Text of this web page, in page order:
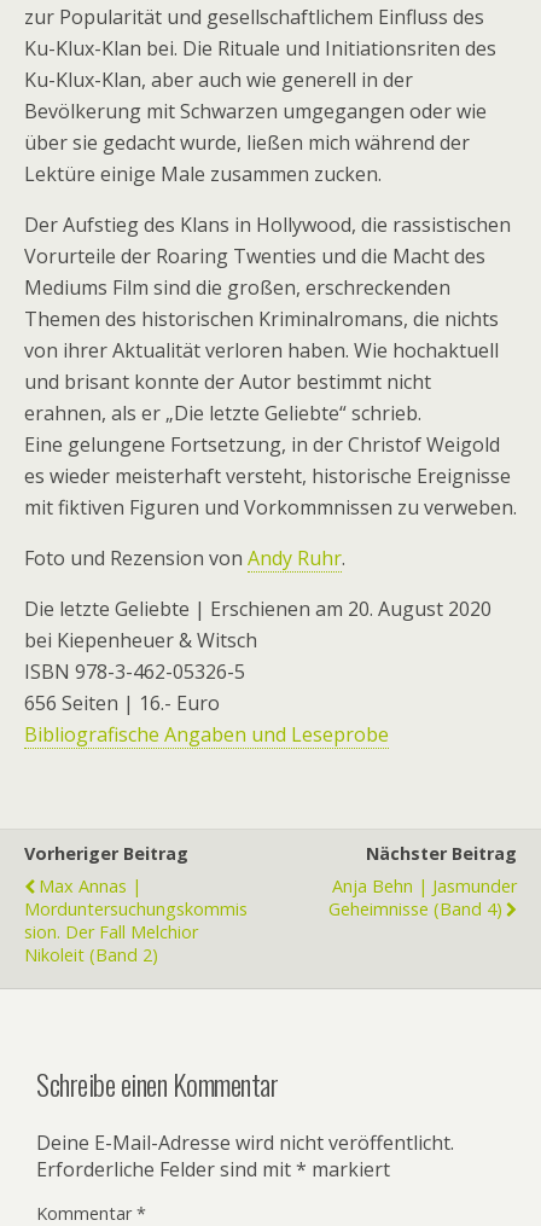
zur Popularität und gesellschaftlichem Einfluss des
Ku-Klux-Klan bei. Die Rituale und Initiationsriten des
Ku-Klux-Klan, aber auch wie generell in der
Bevölkerung mit Schwarzen umgegangen oder wie
über sie gedacht wurde, ließen mich während der
Lektüre einige Male zusammen zucken.
Der Aufstieg des Klans in Hollywood, die rassistischen
Vorurteile der Roaring Twenties und die Macht des
Mediums Film sind die großen, erschreckenden
Themen des historischen Kriminalromans, die nichts
von ihrer Aktualität verloren haben. Wie hochaktuell
und brisant konnte der Autor bestimmt nicht
erahnen, als er „Die letzte Geliebte“ schrieb.
Eine gelungene Fortsetzung, in der Christof Weigold
es wieder meisterhaft versteht, historische Ereignisse
mit fiktiven Figuren und Vorkommnissen zu verweben.
Foto und Rezension von Andy Ruhr.
Die letzte Geliebte | Erschienen am 20. August 2020
bei Kiepenheuer & Witsch
ISBN 978-3-462-05326-5
656 Seiten | 16.- Euro
Bibliografische Angaben und Leseprobe
Vorheriger Beitrag
Max Annas |
Morduntersuchungskommis
Sion. Der Fall Melchior
Nikoleit (Band 2)
Nächster Beitrag
Anja Behn | Jasmunder
Geheimnisse (Band 4)
Schreibe einen Kommentar
Deine E-Mail-Adresse wird nicht veröffentlicht.
Erforderliche Felder sind mit* markiert
Kommentar*